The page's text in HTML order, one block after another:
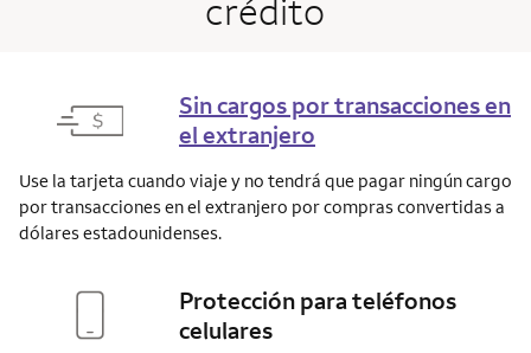
crédito
Sin cargos por transacciones en
el extranjero
Use la tarjeta cuando viaje y no tendrá que pagar ningún cargo
por transacciones en el extranjero por compras convertidas a
dólares estadounidenses.
Protección para teléfonos
celulares